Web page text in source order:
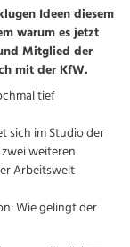
Ideen diesem
warum es jetzt
Mitglied der
mit der KfW.
tief
sich im Studio der
weiteren
Arbeitswelt
Wie gelingt der